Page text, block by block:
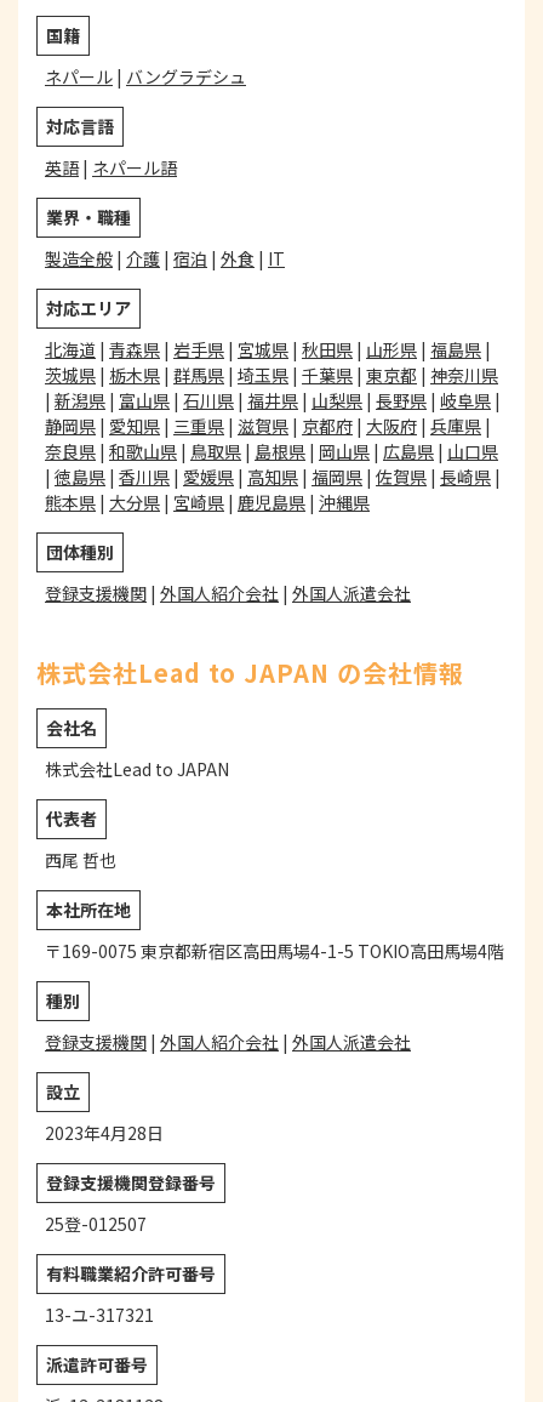
国籍
ネパール | バングラデシュ
対応言語
英語| ネパール語
業界・職種
製造全般 | 介護 | 宿泊 | 外食 | IT
対応エリア
北海道 | 青森県 | 岩手県 | 宮城県 | 秋田県 | 山形県 | 福島県 |
茨城県 | 栃木県 | 群馬県 | 埼玉県 | 千葉県 | 東京都 | 神奈川県
| 新潟県 | 富山県 | 石川県 | 福井県 | 山梨県 | 長野県 | 岐阜県 |
静岡県 | 愛知県 | 三重県 | 滋賀県 | 京都府 | 大阪府 | 兵庫県 |
奈良県 | 和歌山県 | 鳥取県 | 島根県 | 岡山県 | 広島県 | 山口県
| 徳島県 | 香川県 | 愛媛県 | 高知県 | 福岡県 | 佐賀県 | 長崎県 |
熊本県 | 大分県 | 宮崎県 | 鹿児島県 | 沖縄県
団体種別
登録支援機関 | 外国人紹介会社 | 外国人派遣会社
株式会社Lead to JAPAN の会社情報
会社名
株式会社Lead to JAPAN
代表者
西尾 哲也
本社所在地
〒169-0075 東京都新宿区高田馬場4-1-5 TOKIO高田馬場4階
種別
登録支援機関 | 外国人紹介会社 | 外国人派遣会社
設立
2023年4月28日
登録支援機関登録番号
25登-012507
有料職業紹介許可番号
13-ユ-317321
派遣許可番号